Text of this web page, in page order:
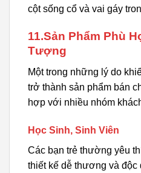
cột sống cổ và vai gáy
11.Sản Phẩm Phù
Tượng
Một trong những lý do
trở thành sản phẩm bán
hợp với nhiều nhóm
Học Sinh, Sinh Viên
Các bạn trẻ thường yêu
thiết kế dễ thương và độc